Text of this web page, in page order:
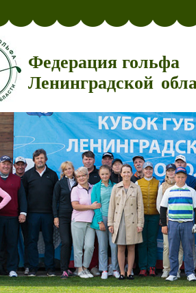
Федерация гольфа
Ленинградской